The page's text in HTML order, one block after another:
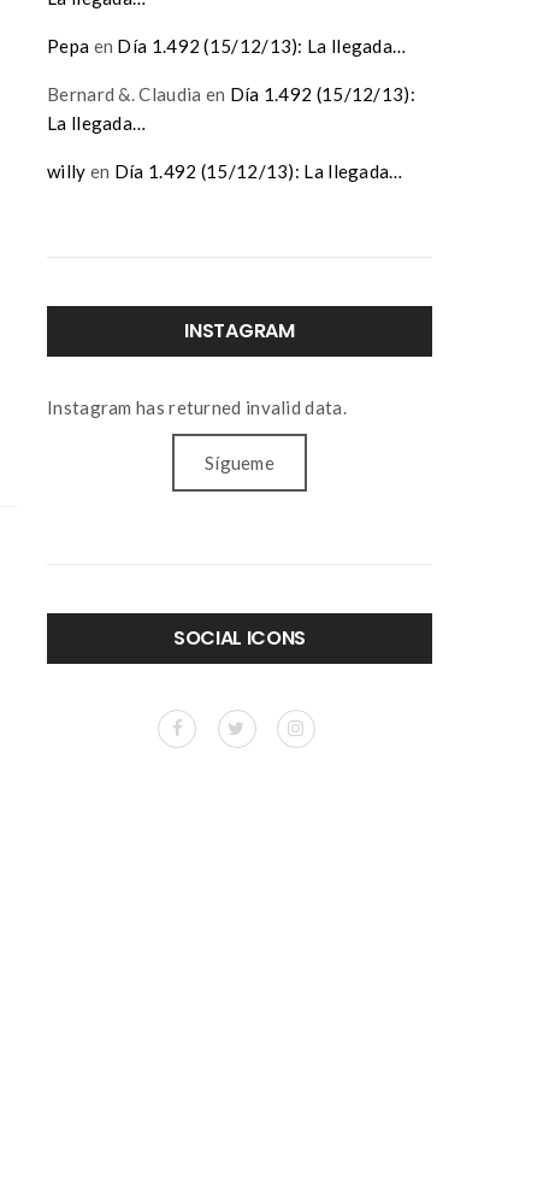
Pepa en Día 1.492 (15/12/13): La llegada…
Bernard &. Claudia en Día 1.492 (15/12/13):
La llegada…
willy en Día 1.492 (15/12/13): La llegada…
INSTAGRAM
Instagram has returned invalid data.
Sígueme
SOCIAL ICONS